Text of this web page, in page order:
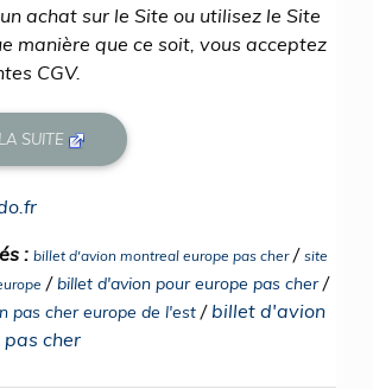
achat sur le Site ou utilisez le Site
manière que ce soit, vous acceptez
CGV.
SUITE
: billet d'avion montreal europe pas cher/ site
/billet d'avion pour europe pas cher/
pas cher europe de l'est / billet d'avion
cher